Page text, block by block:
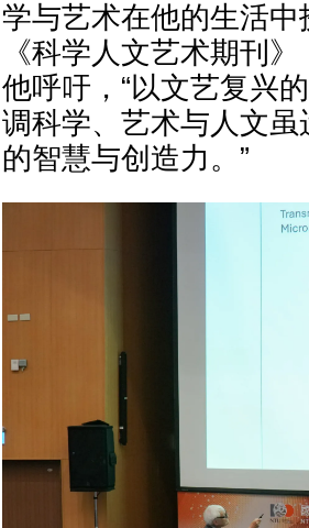
学与艺术在他的生活
《科学人文艺术期刊
他呼吁，“以文艺复兴
调科学、艺术与人文
的智慧与创造力。”